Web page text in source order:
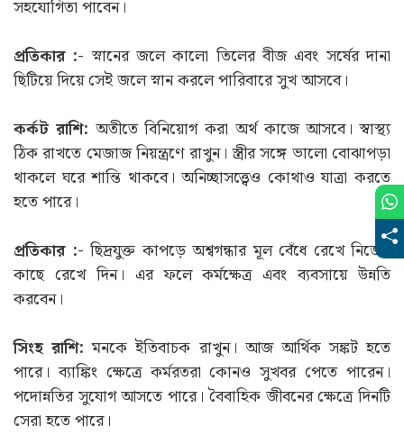
সহযোগিতা পাবেন।
প্রতিকার :- স্নানের জলে কালো তিলের বীজ এবং সর্ষের দানা
ছিটিয়ে দিয়ে সেই জলে স্নান করলে পারিবারে সুখ আসবে।
কর্কট রাশি: অতীতে বিনিয়োগ করা অর্থ কাজে আসবে। স্বাস্থ্য
ঠিক রাখতে মেজাজ নিয়ন্ত্রণে রাখুন। স্ত্রীর সঙ্গে ভালো বোঝাপড়া
থাকলে ঘরে শান্তি থাকবে। অনিচ্ছাসত্ত্বেও কোথাও যাত্রা করতে
হতে পারে।
প্রতিকার :- ছিদ্রযুক্ত কাপড়ে অশ্বগন্ধার মূল বেঁধে রেখে নিজের
কাছে রেখে দিন। এর ফলে কর্মক্ষেত্র এবং ব্যবসায়ে উন্নতি
করবেন।
সিংহ রাশি: মনকে ইতিবাচক রাখুন। আজ আর্থিক সঙ্কট হতে
পারে। ব্যাঙ্কিং ক্ষেত্রে কর্মরতরা কোনও সুখবর পেতে পারেন।
পদোন্নতির সুযোগ আসতে পারে। বৈবাহিক জীবনের ক্ষেত্রে দিনটি
সেরা হতে পারে।